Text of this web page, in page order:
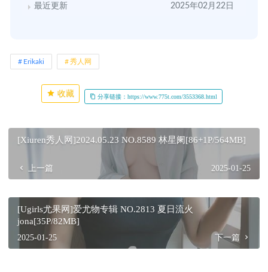
最近更新 2025年02月22日
Erikaki 秀人网
收藏 分享链接：https://www.775t.com/3553368.html
[Xiuren秀人网]2024.05.23 NO.8589 林星阑[86+1P/564MB]
上一篇 2025-01-25
[Ugirls尤果网]爱尤物专辑 NO.2813 夏日流火
jona[35P/82MB]
2025-01-25 下一篇